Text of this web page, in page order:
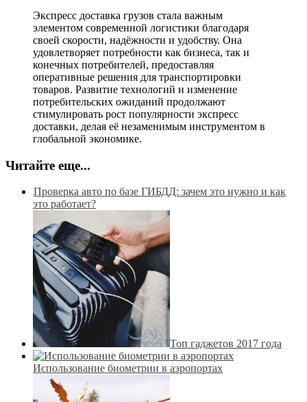
Экспресс доставка грузов стала важным
элементом современной логистики благодаря
своей скорости, надёжности и удобству. Она
удовлетворяет потребности как бизнеса, так и
конечных потребителей, предоставляя
оперативные решения для транспортировки
товаров. Развитие технологий и изменение
потребительских ожиданий продолжают
стимулировать рост популярности экспресс
доставки, делая её незаменимым инструментом в
глобальной экономике.
Читайте еще...
Проверка авто по базе ГИБДД: зачем это нужно и как
это работает?
Топ гаджетов 2017 года
Использование биометрии в аэропортах